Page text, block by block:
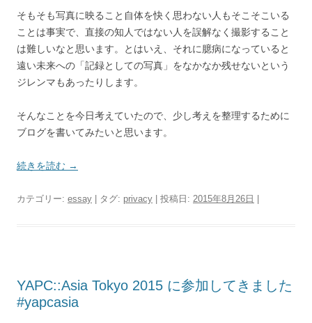
そもそも写真に映ること自体を快く思わない人もそこそこいる
ことは事実で、直接の知人ではない人を誤解なく撮影すること
は難しいなと思います。とはいえ、それに臆病になっていると
遠い未来への「記録としての写真」をなかなか残せないという
ジレンマもあったりします。
そんなことを今日考えていたので、少し考えを整理するために
ブログを書いてみたいと思います。
続きを読む →
カテゴリー: essay | タグ: privacy | 投稿日: 2015年8月26日
YAPC::Asia Tokyo 2015 に参加してきました
#yapcasia